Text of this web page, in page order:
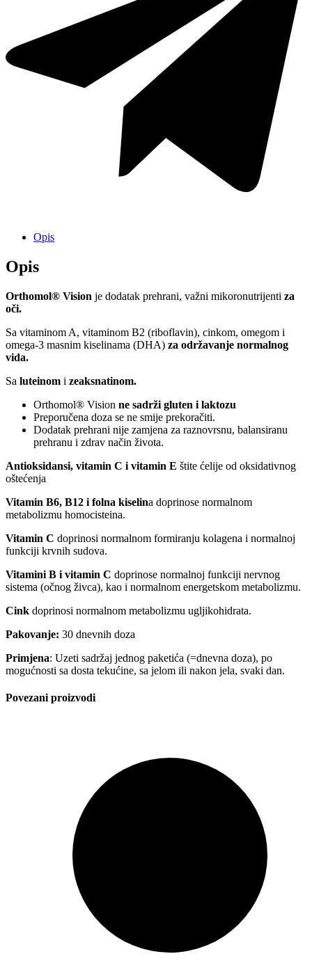
Opis
Opis
Orthomol® Vision je dodatak prehrani, važni mikoronutrijenti za
oči.
Sa vitaminom A, vitaminom B2 (riboflavin), cinkom, omegom i
omega-3 masnim kiselinama (DHA) za održavanje normalnog
vida.
Sa luteinom i zeaksnatinom.
Orthomol® Vision ne sadrži gluten i laktozu
Preporučena doza se ne smije prekoračiti.
Dodatak prehrani nije zamjena za raznovrsnu, balansiranu
prehranu i zdrav način života.
Antioksidansi, vitamin C i vitamin E štite ćelije od oksidativnog
oštećenja
Vitamin B6, B12 i folna kiselina doprinose normalnom
metabolizmu homocisteina.
Vitamin C doprinosi normalnom formiranju kolagena i normalnoj
funkciji krvnih sudova.
Vitamini B i vitamin C doprinose normalnoj funkciji nervnog
sistema (očnog živca), kao i normalnom energetskom metabolizmu.
Cink doprinosi normalnom metabolizmu ugljikohidrata.
Pakovanje: 30 dnevnih doza
Primjena: Uzeti sadržaj jednog paketića (=dnevna doza), po
mogućnosti sa dosta tekućine, sa jelom ili nakon jela, svaki dan.
Povezani proizvodi